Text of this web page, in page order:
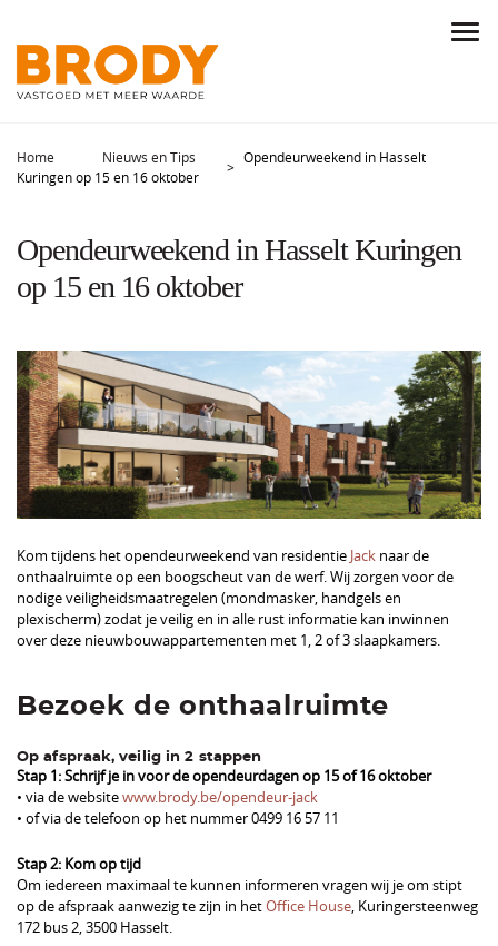
Home Nieuws en Tips
Opendeurweekend in Hasselt
Kuringen op 15 en 16 oktober
Opendeurweekend in Hasselt Kuringen
op 15 en 16 oktober
Kom tijdens het opendeurweekend van residentie Jack naar de
onthaalruimte op een boogscheut van de werf. Wij zorgen voor de
nodige veiligheidsmaatregelen (mondmasker, handgels en
plexischerm) zodat je veilig en in alle rust informatie kan inwinnen
over deze nieuwbouwappartementen met 1, 2 of 3 slaapkamers.
Bezoek de onthaalruimte
Op afspraak, veilig in 2 stappen
Stap 1: Schrijf je in voor de opendeurdagen op 15 of 16 oktober
• via de websitewww.brody.be/opendeur-jack
• of via de telefoon op het nummer 0499 16 57 11
Stap 2: Kom op tijd
Om iedereen maximaal te kunnen informeren vragen wij je om stipt
op de afspraak aanwezig te zijn in hetOffice House, Kuringersteenweg
172 bus 2, 3500 Hasselt.